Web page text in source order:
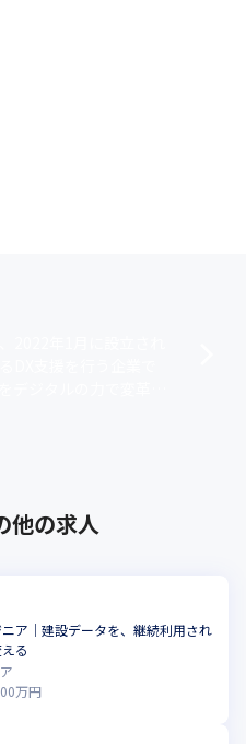
他の求人
ア｜建設データを、継続利用され
る
万円